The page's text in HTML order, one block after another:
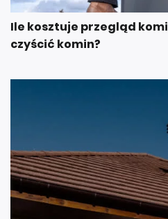
Ile kosztuje przegląd
czyścić komin?